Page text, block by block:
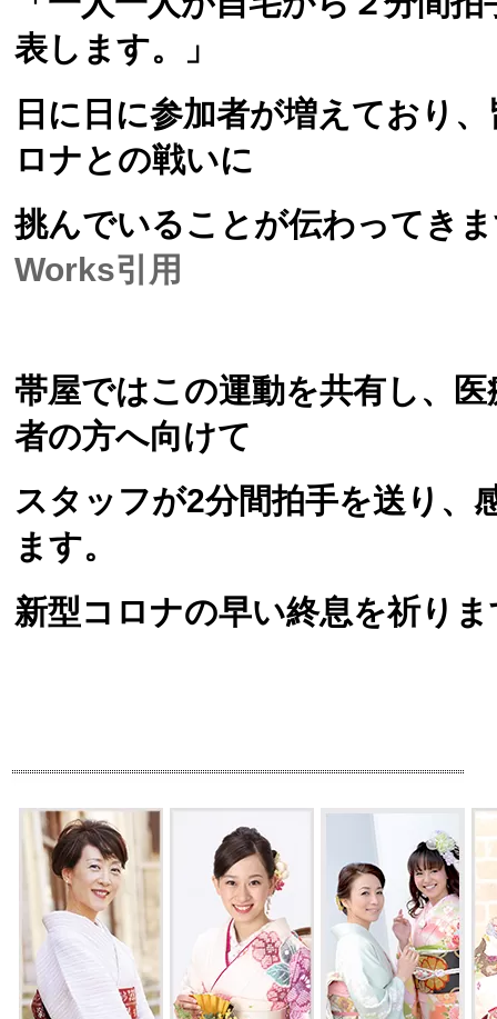
表します。」
日に日に参加者が増えており
ロナとの戦いに
挑んでいることが伝わってき
Works引用
帯屋ではこの運動を共有し、
者の方へ向けて
スタッフが2分間拍手を送り、
ます。
新型コロナの早い終息を祈り